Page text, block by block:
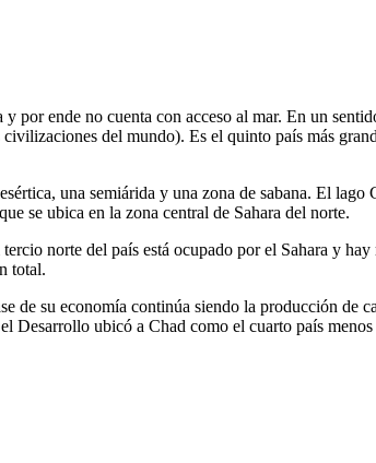
por ende no cuenta con acceso al mar. En un
del mundo). Es el quinto país más
una semiárida y una zona de sabana. El
se ubica en la zona central de Sahara del norte.
norte del país está ocupado por el Sahara y
total.
de su economía continúa siendo la producción de
Desarrollo ubicó a Chad como el cuarto país